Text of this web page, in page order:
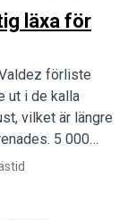
läxa för
förliste
ut i de kalla
vilket är längre
5 000
havsörnar